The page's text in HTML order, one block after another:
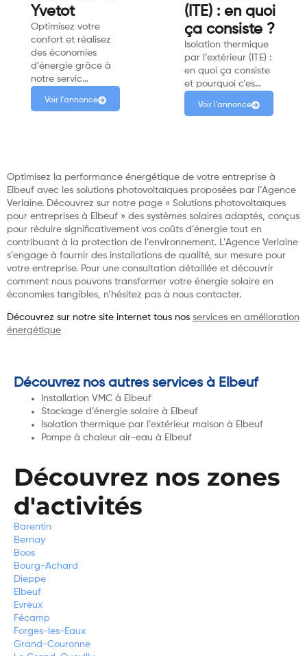
Yvetot
Optimisez votre
confort et réalisez
des économies
d’énergie grâce à
notre servic…
Voir l'annonce
(ITE) : en quoi
ça consiste ?
Isolation thermique
par l’extérieur (ITE) :
en quoi ça consiste
et pourquoi c’es…
Voir l'annonce
Optimisez la performance énergétique de votre entreprise à
Elbeuf avec les solutions photovoltaïques proposées par l’Agence
Verlaine. Découvrez sur notre page « Solutions photovoltaïques
pour entreprises à Elbeuf » des systèmes solaires adaptés, conçus
pour réduire significativement vos coûts d’énergie tout en
contribuant à la protection de l’environnement. L’Agence Verlaine
s’engage à fournir des installations de qualité, sur mesure pour
votre entreprise. Pour une consultation détaillée et découvrir
comment nous pouvons transformer votre énergie solaire en
économies tangibles, n’hésitez pas à nous contacter.
Découvrez sur notre site internet tous nos services en amélioration
énergétique
Découvrez nos autres services à Elbeuf
Installation VMC à Elbeuf
Stockage d’énergie solaire à Elbeuf
Isolation thermique par l’extérieur maison à Elbeuf
Pompe à chaleur air-eau à Elbeuf
Découvrez nos zones
d'activités
Barentin
Bernay
Boos
Bourg-Achard
Dieppe
Elbeuf
Evreux
Fécamp
Forges-les-Eaux
Grand-Couronne